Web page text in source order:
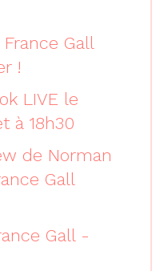
Gall
!
LIVE le
à 18h30
de Norman
Gall
Gall -